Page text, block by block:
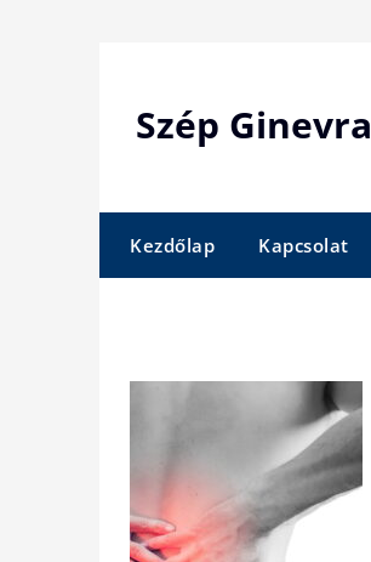
Szép Ginevra
Kezdőlap Kapcsolat